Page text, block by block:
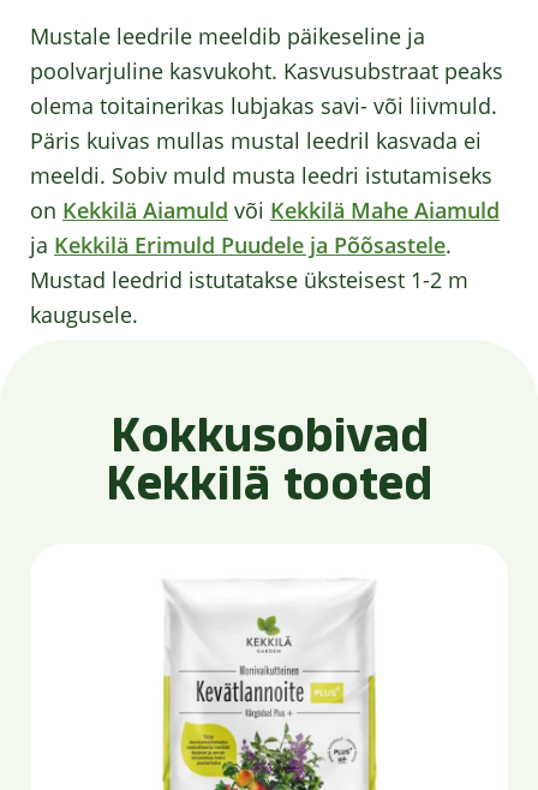
Mustale leedrile meeldib päikeseline ja
poolvarjuline kasvukoht. Kasvusubstraat peaks
olema toitainerikas lubjakas savi- või liivmuld.
Päris kuivas mullas mustal leedril kasvada ei
meeldi. Sobiv muld musta leedri istutamiseks
on Kekkilä Aiamuld või Kekkilä Mahe Aiamuld
ja Kekkilä Erimuld Puudele ja Põõsastele.
Mustad leedrid istutatakse üksteisest 1-2 m
kaugusele.
Kokkusobivad
Kekkilä tooted